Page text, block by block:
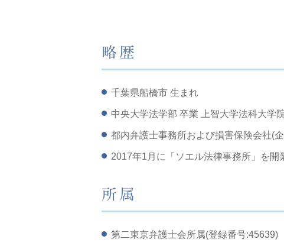
略歴
千葉県船橋市 生まれ
中央大学法学部 卒業 上智大学法科大学
都内弁護士事務所および損害保険会社(
2017年1月に「ソエル法律事務所」を開
所属
第二東京弁護士会所属(登録番号:45639)